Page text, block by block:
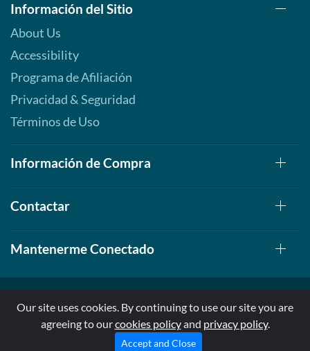
Información del Sitio
About Us
Accessibility
Programa de Afiliación
Privacidad & Seguridad
Términos de Uso
Información de Compra
Contactar
Mantenerme Conectado
© 1999-2026, AllStarHealth.com | All Rights Reserved
* Estas declaraciones no han sido evaluadas por la FDA
Our site uses cookies. By continuing to use our site you are
agreeing to ourcookies policyand privacy policy.
Accept and Close